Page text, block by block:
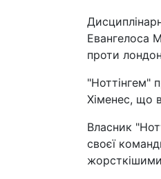
Евангелоса
проти
"Ноттінгем"
Хіменес, що
Власник
своєї